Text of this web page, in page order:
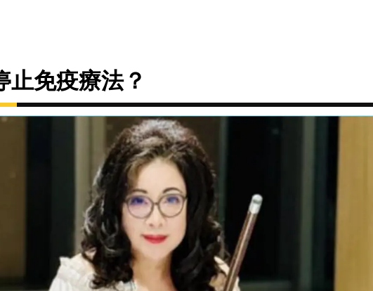
止免疫療法？